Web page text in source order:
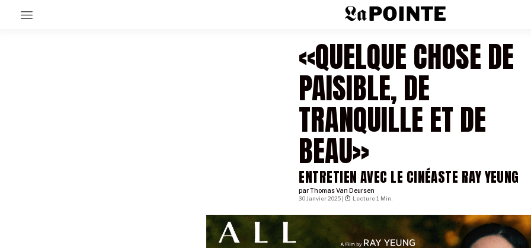
«QUELQUE CHOSE DE
PAISIBLE, DE
TRANQUILLE ET DE
BEAU»
ENTRETIEN AVEC LE CINÉASTE RAY YEUNG
parThomas Van Deursen
30 Janvier 2025 | Lecture 1 Min.